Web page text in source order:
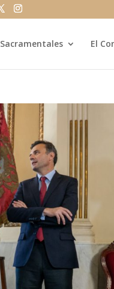
Sacramentales El